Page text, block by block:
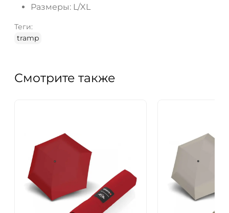
Размеры: L/XL
Теги:
tramp
Смотрите также